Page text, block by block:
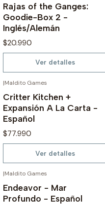
Rajas of the Ganges:
Goodie-Box 2 -
Inglés/Alemán
$20.990
Ver detalles
|Maldito Games
Critter Kitchen +
Expansión A La Carta -
Español
$77.990
Ver detalles
|Maldito Games
Endeavor - Mar
Profundo - Español